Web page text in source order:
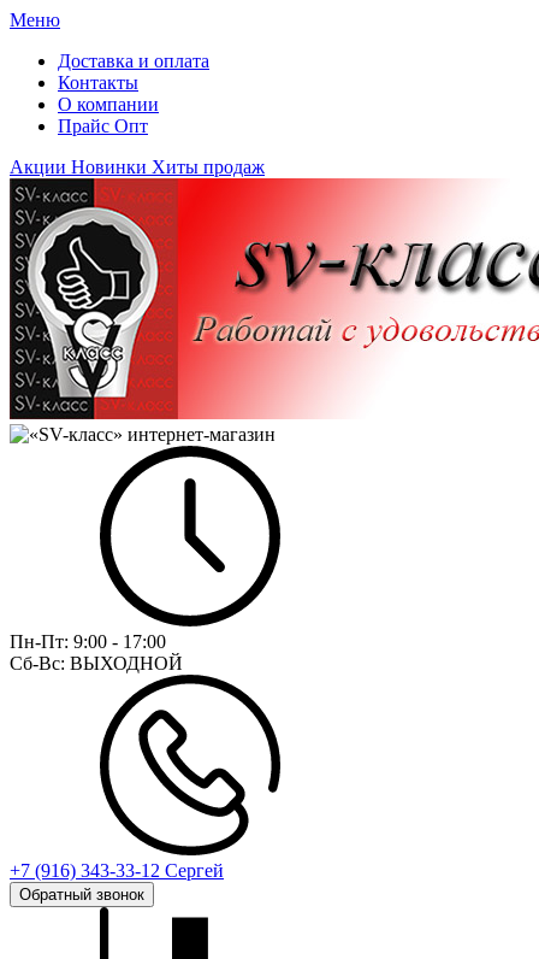
Меню
Доставка и оплата
Контакты
О компании
Прайс Опт
Акции Новинки Хиты продаж
Пн-Пт: 9:00 - 17:00
Сб-Вс: ВЫХОДНОЙ
+7 (916) 343-33-12 Сергей
Обратный звонок